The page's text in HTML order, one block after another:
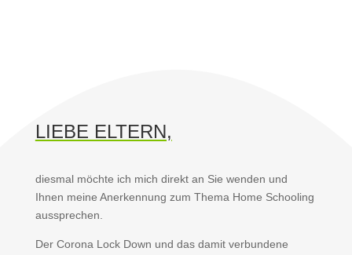
LIEBE ELTERN,
diesmal möchte ich mich direkt an Sie wenden und
Ihnen meine Anerkennung zum Thema Home Schooling
aussprechen.
Der Corona Lock Down und das damit verbundene